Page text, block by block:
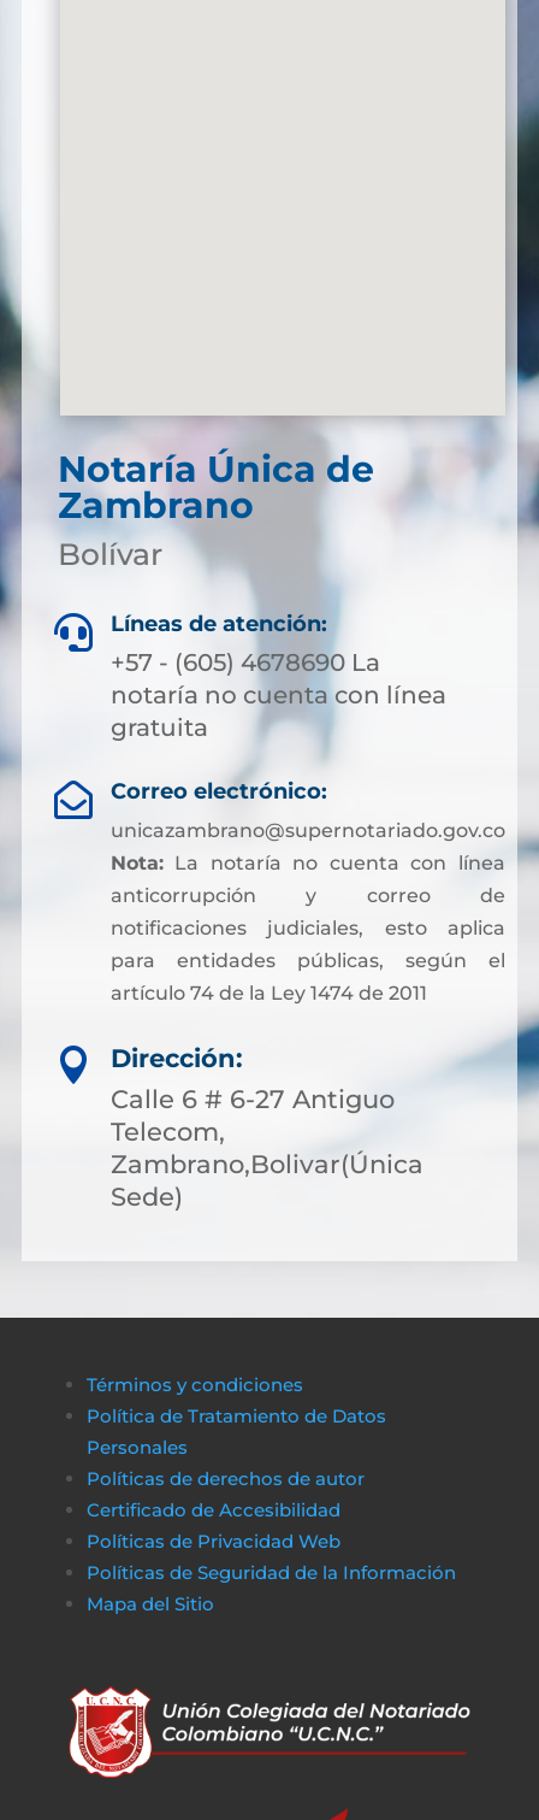
Notaría Única de
Zambrano
Bolívar
 Líneas de atención:
+57 - (605) 4678690 La
notaría no cuenta con línea
gratuita
 Correo electrónico:
unicazambrano@supernotariado.gov.co
Nota:La notaría no cuenta con línea
anticorrupción y correo de
notificaciones judiciales, esto aplica
para entidades públicas, según el
artículo 74 de la Ley 1474 de 2011

Dirección:
Calle 6 # 6-27 Antiguo
Telecom,
Zambrano,Bolivar(Única
Sede)
Términos y condiciones
Política de Tratamiento de Datos
Personales
Políticas de derechos de autor
Certificado de Accesibilidad
Políticas de Privacidad Web
Políticas de Seguridad de la Información
Mapa del Sitio